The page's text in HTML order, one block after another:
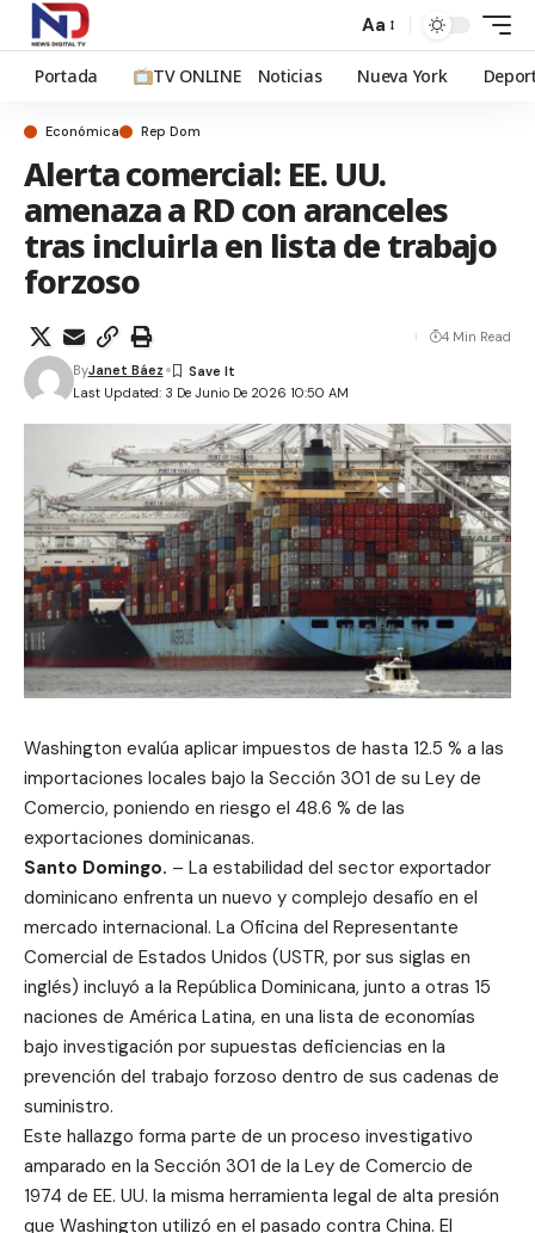
Aa
Portada TV ONLINE Noticias Nueva York
Económica Rep Dom
Alerta comercial: EE. UU.
amenaza a RD con aranceles
tras incluirla en lista de trabajo
forzoso
Last Updated: 3 De Junio De 2026 10:50 AM
ByJanet Báez
4 Min Read
Washington evalúa aplicar impuestos de hasta 12.5 % a las
importaciones locales bajo la Sección 301 de su Ley de
Comercio, poniendo en riesgo el 48.6 % de las
exportaciones dominicanas.
Santo Domingo. – La estabilidad del sector exportador
dominicano enfrenta un nuevo y complejo desafío en el
mercado internacional. La Oficina del Representante
Comercial de Estados Unidos (USTR, por sus siglas en
inglés) incluyó a la República Dominicana, junto a otras 15
naciones de América Latina, en una lista de economías
bajo investigación por supuestas deficiencias en la
prevención del trabajo forzoso dentro de sus cadenas de
suministro.
Este hallazgo forma parte de un proceso investigativo
amparado en la Sección 301 de la Ley de Comercio de
1974 de EE. UU. la misma herramienta legal de alta presión
que Washington utilizó en el pasado contra China. El